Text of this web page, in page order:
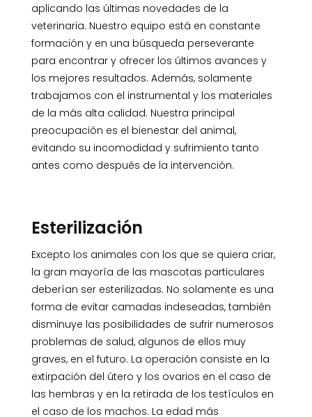
aplicando las últimas novedades de la
veterinaria. Nuestro equipo está en constante
formación y en una búsqueda perseverante
para encontrar y ofrecer los últimos avances y
los mejores resultados. Además, solamente
trabajamos con el instrumental y los materiales
de la más alta calidad. Nuestra principal
preocupación es el bienestar del animal,
evitando su incomodidad y sufrimiento tanto
antes como después de la intervención.
Esterilización
Excepto los animales con los que se quiera criar,
la gran mayoría de las mascotas particulares
deberían ser esterilizadas. No solamente es una
forma de evitar camadas indeseadas, también
disminuye las posibilidades de sufrir numerosos
problemas de salud, algunos de ellos muy
graves, en el futuro. La operación consiste en la
extirpación del útero y los ovarios en el caso de
las hembras y en la retirada de los testículos en
el caso de los machos. La edad más